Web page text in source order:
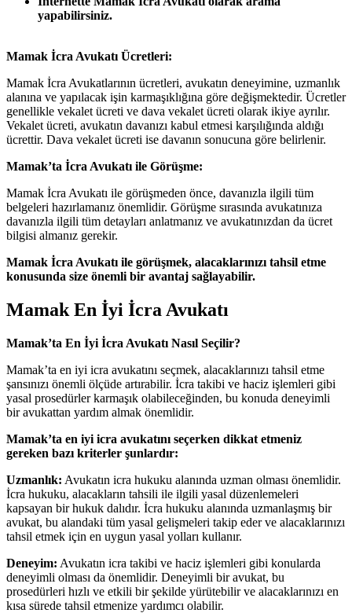
yapabilirsiniz.
Mamak İcra Avukatı Ücretleri:
Mamak İcra Avukatlarının ücretleri, avukatın deneyimine, uzmanlık
alanına ve yapılacak işin karmaşıklığına göre değişmektedir. Ücretler
genellikle vekalet ücreti ve dava vekalet ücreti olarak ikiye ayrılır.
Vekalet ücreti, avukatın davanızı kabul etmesi karşılığında aldığı
ücrettir. Dava vekalet ücreti ise davanın sonucuna göre belirlenir.
Mamak’ta İcra Avukatı ile Görüşme:
Mamak İcra Avukatı ile görüşmeden önce, davanızla ilgili tüm
belgeleri hazırlamanız önemlidir. Görüşme sırasında avukatınıza
davanızla ilgili tüm detayları anlatmanız ve avukatınızdan da ücret
bilgisi almanız gerekir.
Mamak İcra Avukatı ile görüşmek, alacaklarınızı tahsil etme
konusunda size önemli bir avantaj sağlayabilir.
Mamak En İyi İcra Avukatı
Mamak’ta En İyi İcra Avukatı Nasıl Seçilir?
Mamak’ta en iyi icra avukatını seçmek, alacaklarınızı tahsil etme
şansınızı önemli ölçüde artırabilir. İcra takibi ve haciz işlemleri gibi
yasal prosedürler karmaşık olabileceğinden, bu konuda deneyimli
bir avukattan yardım almak önemlidir.
Mamak’ta en iyi icra avukatını seçerken dikkat etmeniz
gereken bazı kriterler şunlardır:
Uzmanlık: Avukatın icra hukuku alanında uzman olması önemlidir.
İcra hukuku, alacakların tahsili ile ilgili yasal düzenlemeleri
kapsayan bir hukuk dalıdır. İcra hukuku alanında uzmanlaşmış bir
avukat, bu alandaki tüm yasal gelişmeleri takip eder ve alacaklarınızı
tahsil etmek için en uygun yasal yolları kullanır.
Deneyim: Avukatın icra takibi ve haciz işlemleri gibi konularda
deneyimli olması da önemlidir. Deneyimli bir avukat, bu
prosedürleri hızlı ve etkili bir şekilde yürütebilir ve alacaklarınızı en
kısa sürede tahsil etmenize yardımcı olabilir.